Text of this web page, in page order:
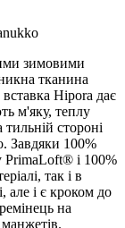
зимовими
тканина
Hipora дає
м'яку, теплу
стороні
Завдяки 100%
PrimaLoft® і 100%
так і в
але і є кроком до
на